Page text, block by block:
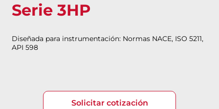
Serie 3HP
Diseñada para instrumentación: Normas NACE, ISO 5211,
API 598
Solicitar cotización